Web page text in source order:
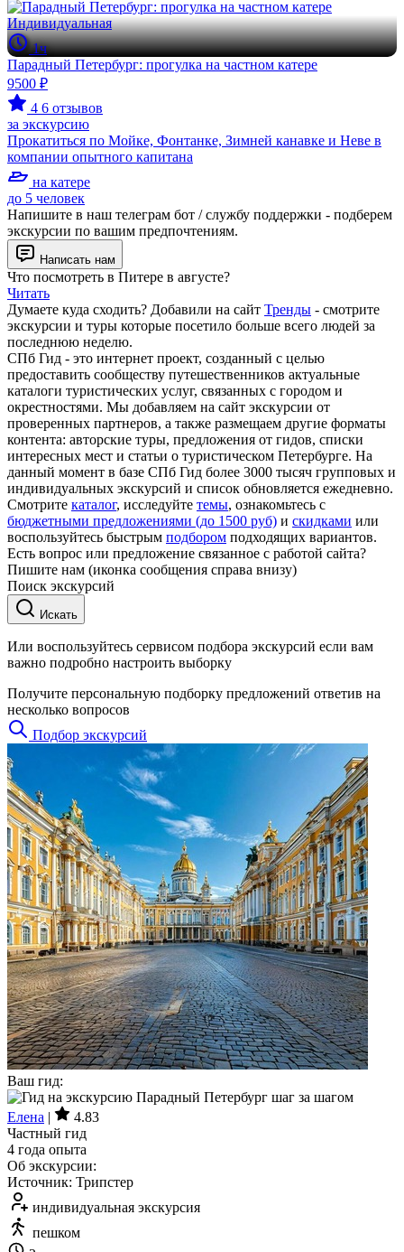
Индивидуальная
1ч
Парадный Петербург: прогулка на частном катере
9500 ₽
4 6 отзывов
за экскурсию
Прокатиться по Мойке, Фонтанке, Зимней канавке и Неве в
компании опытного капитана
на катере
до 5 человек
Напишите в наш телеграм бот / службу поддержки - подберем
экскурсии по вашим предпочтениям.
Написать нам
Что посмотреть в Питере в августе?
Читать
Думаете куда сходить? Добавили на сайт Тренды - смотрите
экскурсии и туры которые посетило больше всего людей за
последнюю неделю.
СПб Гид - это интернет проект, созданный с целью
предоставить сообществу путешественников актуальные
каталоги туристических услуг, связанных с городом и
окрестностями. Мы добавляем на сайт экскурсии от
проверенных партнеров, а также размещаем другие форматы
контента: авторские туры, предложения от гидов, списки
интересных мест и статьи о туристическом Петербурге. На
данный момент в базе СПб Гид более 3000 тысяч групповых и
индивидуальных экскурсий и список обновляется ежедневно.
Смотрите каталог, исследуйте темы, ознакомьтесь с
бюджетными предложениями (до 1500 руб) и скидками или
воспользуйтесь быстрым подбором подходящих вариантов.
Есть вопрос или предложение связанное с работой сайта?
Пишите нам (иконка сообщения справа внизу)
Поиск экскурсий
Искать
Или воспользуйтесь сервисом подбора экскурсий если вам
важно подробно настроить выборку
Получите персональную подборку предложений ответив на
несколько вопросов
Подбор экскурсий
Ваш гид:
Елена |
4.83
Частный гид
4 года опыта
Об экскурсии:
Источник: Трипстер
индивидуальная экскурсия
пешком